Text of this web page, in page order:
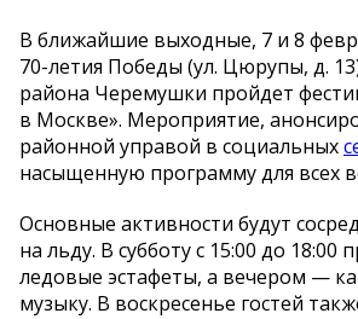
В ближайшие выходные, 7 и 8
70-летия Победы (ул. Цюрупы, д.
района Черемушки пройдет
в Москве». Мероприятие,
районной управой в социальных
насыщенную программу для всех
Основные активности будут
на льду. В субботу с 15:00 до 18:00
ледовые эстафеты, а вечером —
музыку. В воскресенье гостей